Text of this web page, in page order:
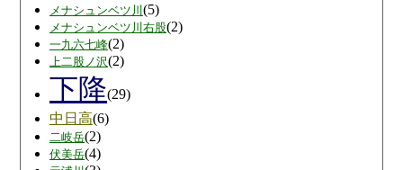
メナシュンベツ川 (5)
メナシュンベツ川右股(2)
一九六七峰(2)
上二股ノ沢(2)
下降(29)
中日高(6)
二岐岳(2)
伏美岳(4)